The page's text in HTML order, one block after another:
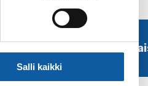
Salli kaikki